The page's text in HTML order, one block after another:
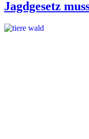
Jagdgesetz